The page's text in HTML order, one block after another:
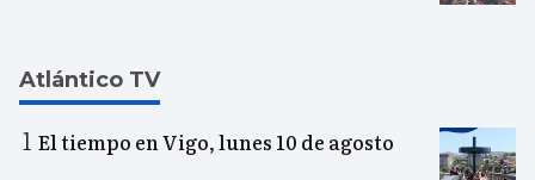
Atlántico TV
El tiempo en Vigo, lunes 10 de agosto